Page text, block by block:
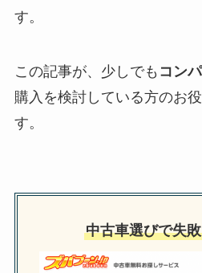
す。
この記事が、少しでも コン
購入を検討している方のお
す。
中古車選びで失